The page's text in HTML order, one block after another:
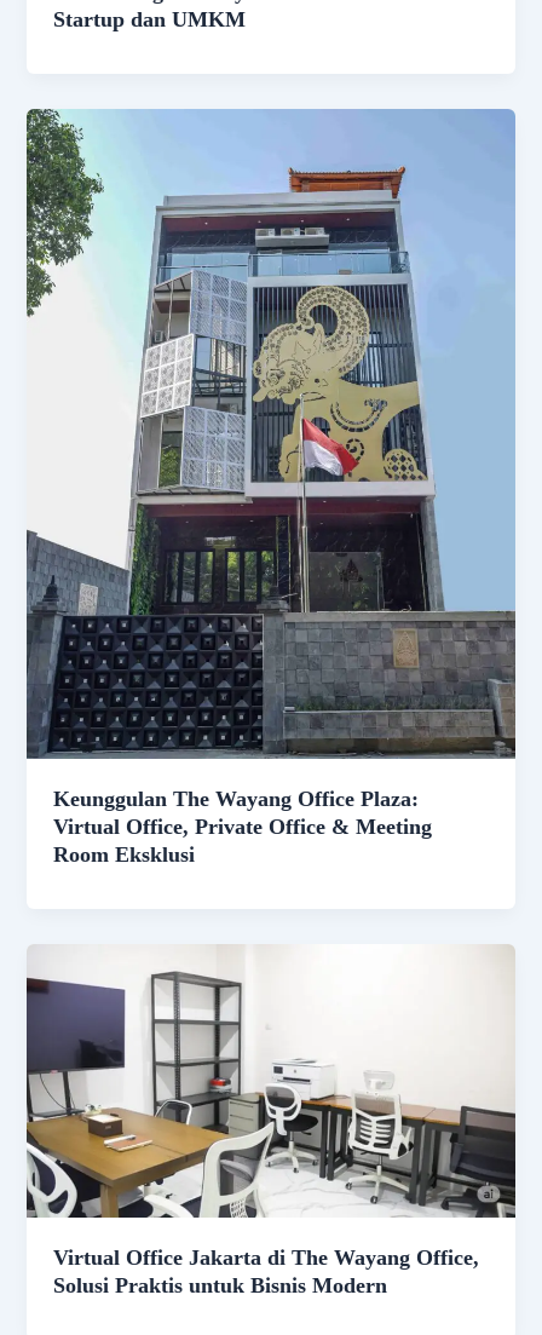
Startup dan UMKM
Keunggulan The Wayang Office Plaza:
Virtual Office, Private Office & Meeting
Room Eksklusi
Virtual Office Jakarta di The Wayang Office,
Solusi Praktis untuk Bisnis Modern